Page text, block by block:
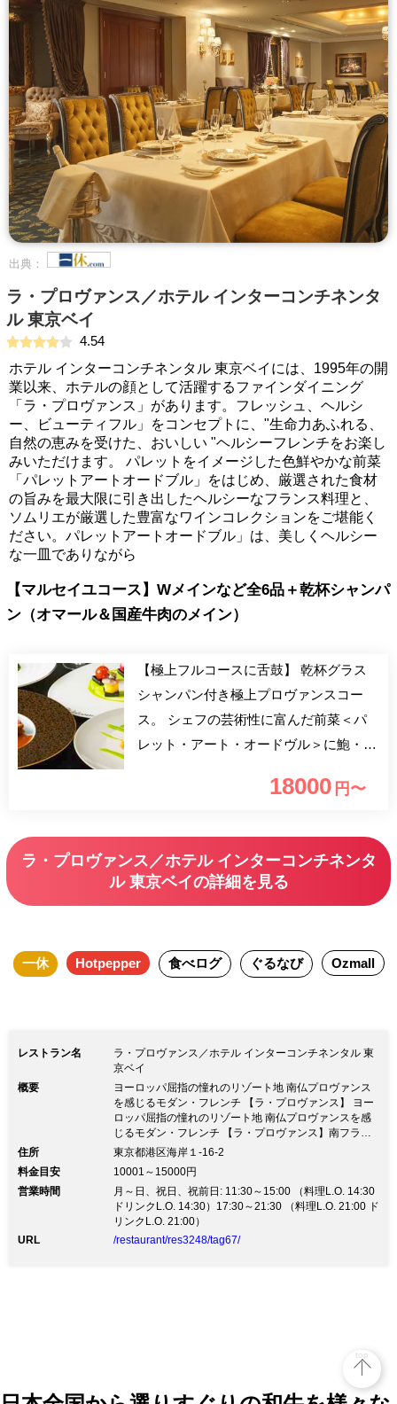
出典：
ラ・プロヴァンス／ホテル インターコンチネンタ
ル 東京ベイ
4.54
ホテル インターコンチネンタル 東京ベイには、1995年の開
業以来、ホテルの顔として活躍するファインダイニング
「ラ・プロヴァンス」があります。フレッシュ、ヘルシ
ー、ビューティフル」をコンセプトに、"生命力あふれる、
自然の恵みを受けた、おいしい "ヘルシーフレンチをお楽し
みいただけます。 パレットをイメージした色鮮やかな前菜
「パレットアートオードブル」をはじめ、厳選された食材
の旨みを最大限に引き出したヘルシーなフランス料理と、
ソムリエが厳選した豊富なワインコレクションをご堪能く
ださい。パレットアートオードブル」は、美しくヘルシー
な一皿でありながら
【マルセイユコース】Wメインなど全6品＋乾杯シャンパ
ン（オマール＆国産牛肉のメイン）
【極上フルコースに舌鼓】 乾杯グラス
シャンパン付き極上プロヴァンスコー
ス。 シェフの芸術性に富んだ前菜＜パ
レット・アート・オードヴル＞に鮑・オ
ビネーション。郷土色溢れるフルコース
す。
18000 円〜
ラ・プロヴァンス／ホテル インターコンチネンタ
ル 東京ベイの詳細を見る
一休 Hotpepper 食べログ ぐるなび Ozmall
レストラン名
ラ・プロヴァンス／ホテル インターコンチネンタル 東
京ベイ
概要
ヨーロッパ屈指の憧れのリゾート地 南仏プロヴァンス
を感じるモダン・フレンチ 【ラ・プロヴァンス】 ヨー
ロッパ屈指の憧れのリゾート地 南仏プロヴァンスを感
じるモダン・フレンチ 【ラ・プロヴァンス】南フラン
スの伝統的な料理を現代風にアレンジした “モダン・フ
恵み」「美味しい」をコンセプトに、 食材にこだわり
見た目にも楽しいお料理をご堪能頂けます。 大切なビ
ジネスシーンや人生の節目にふさわしい個室を備えてお
ります。 女子会、記念日やお誕生日のお祝い、プロポ
ーズなどにもご利用ください。 【ゆりかもめ 竹芝駅 徒
住所
東京都港区海岸１-16-2
料金目安
10001～15000円
営業時間
月～日、祝日、祝前日: 11:30～15:00 （料理L.O. 14:30
ドリンクL.O. 14:30）17:30～21:30 （料理L.O. 21:00 ド
リンクL.O. 21:00）
URL
/restaurant/res3248/tag67/
top